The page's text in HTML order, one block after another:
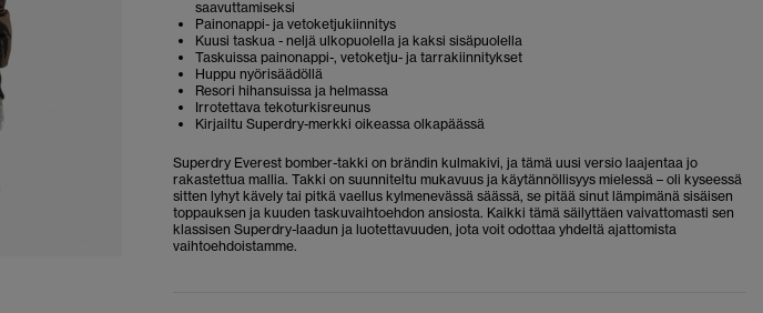
saavuttamiseksi
Painonappi- ja vetoketjukiinnitys
Kuusi taskua - neljä ulkopuolella ja kaksi sisäpuolella
Taskuissa painonappi-, vetoketju- ja tarrakiinnitykset
Huppu nyörisäädöllä
Resori hihansuissa ja helmassa
Irrotettava tekoturkisreunus
Kirjailtu Superdry-merkki oikeassa olkapäässä
Superdry Everest bomber-takki on brändin kulmakivi, ja tämä uusi versio laajentaa jo
rakastettua mallia. Takki on suunniteltu mukavuus ja käytännöllisyys mielessä – oli kyseessä
sitten lyhyt kävely tai pitkä vaellus kylmenevässä säässä, se pitää sinut lämpimänä sisäisen
toppauksen ja kuuden taskuvaihtoehdon ansiosta. Kaikki tämä säilyttäen vaivattomasti sen
klassisen Superdry-laadun ja luotettavuuden, jota voit odottaa yhdeltä ajattomista
vaihtoehdoistamme.